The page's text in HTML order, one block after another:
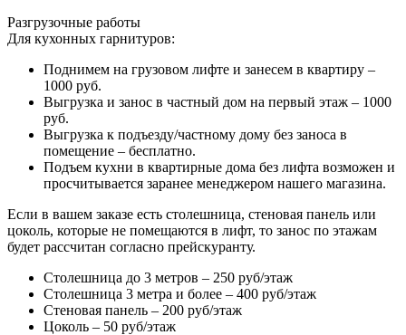
Разгрузочные работы
Для кухонных гарнитуров:
Поднимем на грузовом лифте и занесем в квартиру –
1000 руб.
Выгрузка и занос в частный дом на первый этаж – 1000
руб.
Выгрузка к подъезду/частному дому без заноса в
помещение – бесплатно.
Подъем кухни в квартирные дома без лифта возможен и
просчитывается заранее менеджером нашего магазина.
Если в вашем заказе есть столешница, стеновая панель или
цоколь, которые не помещаются в лифт, то занос по этажам
будет рассчитан согласно прейскуранту.
Столешница до 3 метров – 250 руб/этаж
Столешница 3 метра и более – 400 руб/этаж
Стеновая панель – 200 руб/этаж
Цоколь – 50 руб/этаж